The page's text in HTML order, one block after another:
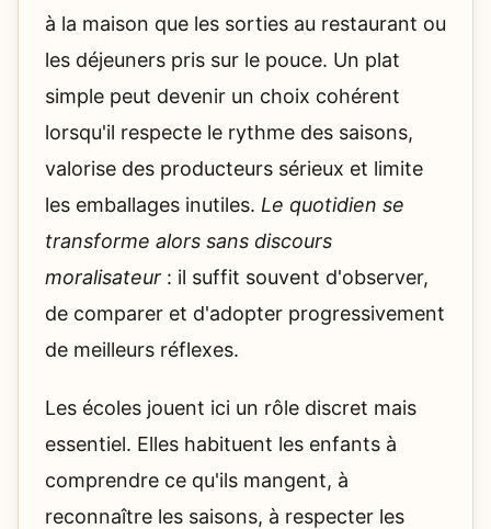
à la maison que les sorties au restaurant ou
les déjeuners pris sur le pouce. Un plat
simple peut devenir un choix cohérent
lorsqu'il respecte le rythme des saisons,
valorise des producteurs sérieux et limite
les emballages inutiles. Le quotidien se
transforme alors sans discours
moralisateur : il suffit souvent d'observer,
de comparer et d'adopter progressivement
de meilleurs réflexes.
Les écoles jouent ici un rôle discret mais
essentiel. Elles habituent les enfants à
comprendre ce qu'ils mangent, à
reconnaître les saisons, à respecter les